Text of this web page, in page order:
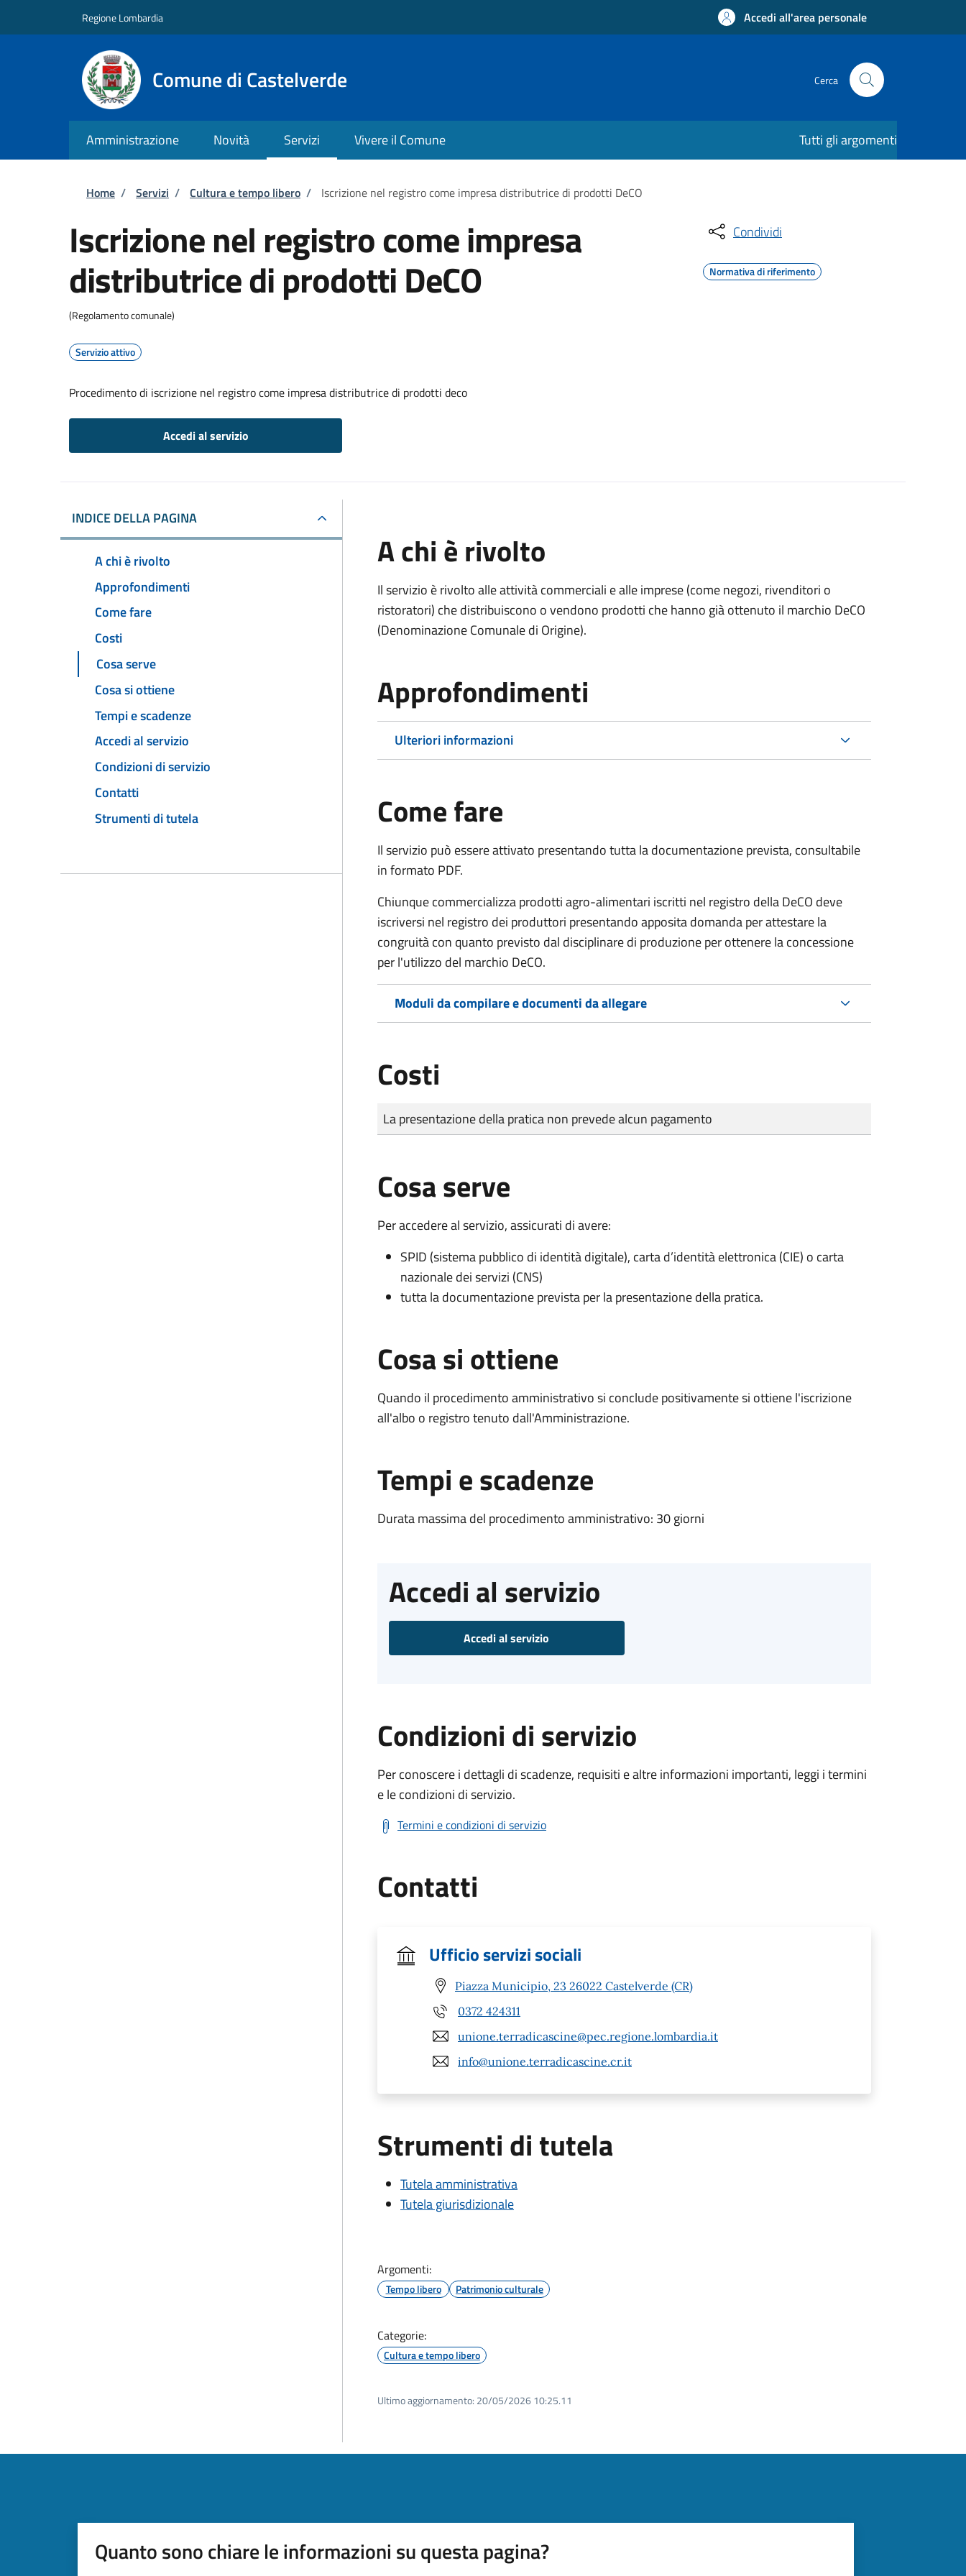
Regione Lombardia Accedi all'area personale
Comune di Castelverde Cerca
Amministrazione Novità Servizi Vivere il Comune Tutti gli argomenti
Briciole di pane
Home / Servizi / Cultura e tempo libero / Iscrizione nel registro come impresa distributrice di prodotti DeCO
Iscrizione nel registro come impresa
distributrice di prodotti DeCO
(Regolamento comunale)
Servizio attivo
Procedimento di iscrizione nel registro come impresa distributrice di prodotti deco
Accedi al servizio
Condividi
Normativa di riferimento
INDICE DELLA PAGINA
A chi è rivolto
Approfondimenti
Come fare
Costi
Cosa serve
Cosa si ottiene
Tempi e scadenze
Accedi al servizio
Condizioni di servizio
Contatti
Strumenti di tutela
A chi è rivolto
Il servizio è rivolto alle attività commerciali e alle imprese (come negozi, rivenditori o
ristoratori) che distribuiscono o vendono prodotti che hanno già ottenuto il marchio DeCO
(Denominazione Comunale di Origine).
Approfondimenti
Ulteriori informazioni
Come fare
Il servizio può essere attivato presentando tutta la documentazione prevista, consultabile
in formato PDF.
Chiunque commercializza prodotti agro-alimentari iscritti nel registro della DeCO deve
iscriversi nel registro dei produttori presentando apposita domanda per attestare la
congruità con quanto previsto dal disciplinare di produzione per ottenere la concessione
per l'utilizzo del marchio DeCO.
Moduli da compilare e documenti da allegare
Costi
Tipo di pagamento
Importo
La presentazione della pratica non prevede alcun pagamento
Cosa serve
Per accedere al servizio, assicurati di avere:
SPID (sistema pubblico di identità digitale), carta d’identità elettronica (CIE) o carta
nazionale dei servizi (CNS)
tutta la documentazione prevista per la presentazione della pratica.
Cosa si ottiene
Quando il procedimento amministrativo si conclude positivamente si ottiene l'iscrizione
all'albo o registro tenuto dall'Amministrazione.
Tempi e scadenze
Durata massima del procedimento amministrativo: 30 giorni
Accedi al servizio
Accedi al servizio
Condizioni di servizio
Per conoscere i dettagli di scadenze, requisiti e altre informazioni importanti, leggi i termini
e le condizioni di servizio.
Termini e condizioni di servizio
Contatti
Ufficio servizi sociali
Piazza Municipio, 23 26022 Castelverde (CR)
0372 424311
unione.terradicascine@pec.regione.lombardia.it
info@unione.terradicascine.cr.it
Strumenti di tutela
Tutela amministrativa
Tutela giurisdizionale
Argomenti:
Tempo libero Patrimonio culturale
Categorie:
Cultura e tempo libero
Ultimo aggiornamento: 20/05/2026 10:25.11
Quanto sono chiare le informazioni su questa pagina?